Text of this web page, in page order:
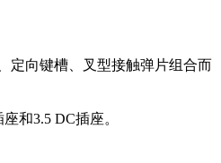
定向键槽、叉型接触弹片组合而
和3.5 DC插座。